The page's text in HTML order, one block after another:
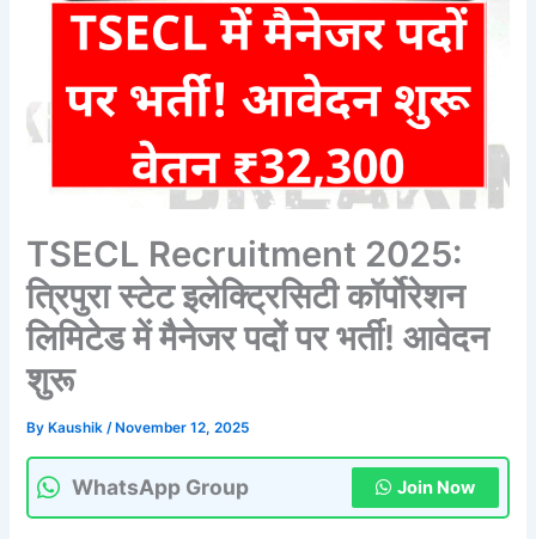
TSECL Recruitment 2025:
त्रिपुरा स्टेट इलेक्ट्रिसिटी कॉर्पोरेशन
लिमिटेड में मैनेजर पदों पर भर्ती! आवेदन
शुरू
By Kaushik/ November 12, 2025
WhatsApp Group Join Now